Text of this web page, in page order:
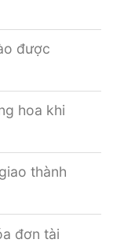
được
hoa khi
thành
đơn tài